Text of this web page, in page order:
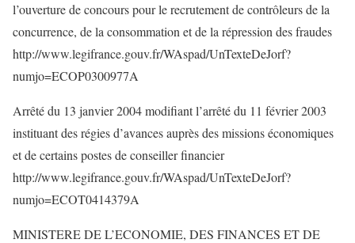
l’ouverture de concours pour le recrutement de contrôleurs de la
concurrence, de la consommation et de la répression des fraudes
http://www.legifrance.gouv.fr/WAspad/UnTexteDeJorf?
numjo=ECOP0300977A
Arrêté du 13 janvier 2004 modifiant l’arrêté du 11 février 2003
instituant des régies d’avances auprès des missions économiques
et de certains postes de conseiller financier
http://www.legifrance.gouv.fr/WAspad/UnTexteDeJorf?
numjo=ECOT0414379A
MINISTERE DE L’ECONOMIE, DES FINANCES ET DE